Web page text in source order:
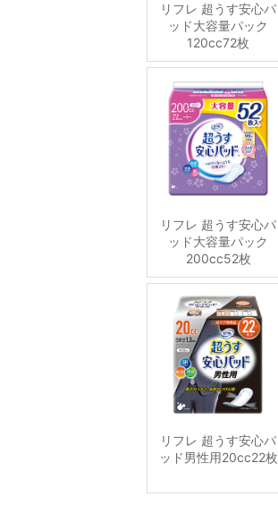
リフレ 超うす安心パ
ッド大容量パック
120cc72枚
リフレ 超うす安心パ
ッド大容量パック
200cc52枚
リフレ 超うす安心パ
ッド男性用20cc22枚